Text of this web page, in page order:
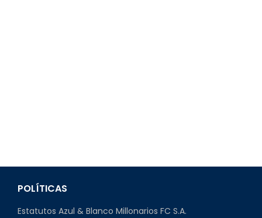
POLÍTICAS
Estatutos Azul & Blanco Millonarios FC S.A.